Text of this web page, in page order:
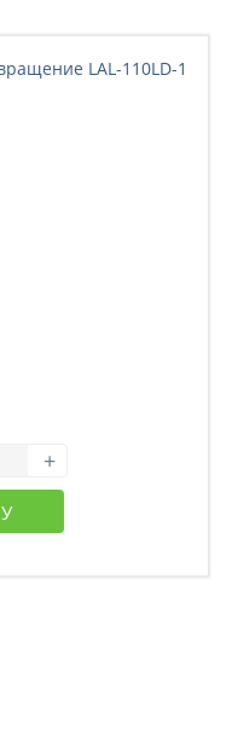
LAL-110LD-1
+